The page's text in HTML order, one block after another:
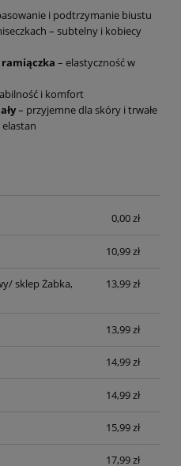
i podtrzymanie biustu
– subtelny i kobiecy
– elastyczność w
i komfort
– przyjemne dla skóry i trwałe
kosztów płatności
0,00 zł
10,99 zł
sklep Żabka,
13,99 zł
13,99 zł
14,99 zł
14,99 zł
15,99 zł
17,99 zł